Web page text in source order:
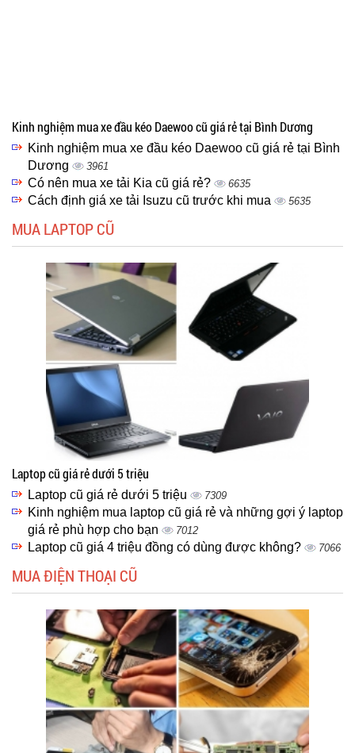
Kinh nghiệm mua xe đầu kéo Daewoo cũ giá rẻ tại Bình Dương
Kinh nghiệm mua xe đầu kéo Daewoo cũ giá rẻ tại Bình
Dương
3961
Có nên mua xe tải Kia cũ giá rẻ? 6635
Cách định giá xe tải Isuzu cũ trước khi mua 5635
MUA LAPTOP CŨ
Laptop cũ giá rẻ dưới 5 triệu
Laptop cũ giá rẻ dưới 5 triệu 7309
Kinh nghiệm mua laptop cũ giá rẻ và những gợi ý laptop
giá rẻ phù hợp cho bạn
7012
Laptop cũ giá 4 triệu đồng có dùng được không? 7066
MUA ĐIỆN THOẠI CŨ